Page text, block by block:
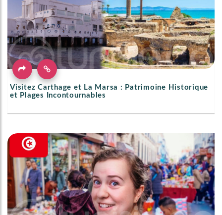
Visitez Carthage et La Marsa : Patrimoine Historique
et Plages Incontournables